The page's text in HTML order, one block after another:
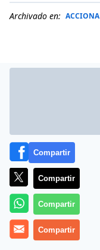
Archivado en: ACCIONA
Más información
Compartir
Compartir
Compartir
Compartir